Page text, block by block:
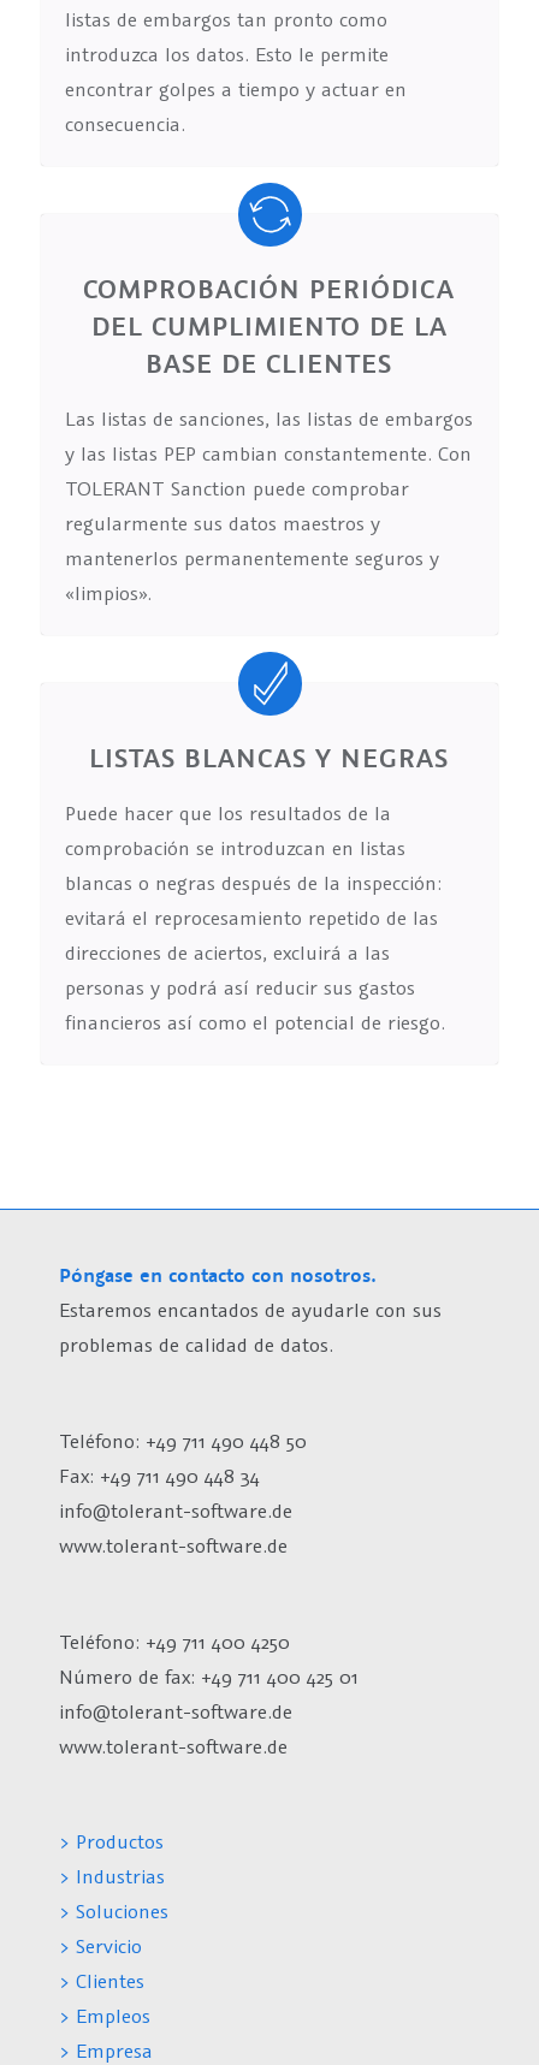
listas de embargos tan pronto como
introduzca los datos. Esto le permite
encontrar golpes a tiempo y actuar en
consecuencia.
COMPROBACIÓN PERIÓDICA
DEL CUMPLIMIENTO DE LA
BASE DE CLIENTES
Las listas de sanciones, las listas de embargos
y las listas PEP cambian constantemente. Con
TOLERANT Sanction puede comprobar
regularmente sus datos maestros y
mantenerlos permanentemente seguros y
«limpios».
LISTAS BLANCAS Y NEGRAS
Puede hacer que los resultados de la
comprobación se introduzcan en listas
blancas o negras después de la inspección:
evitará el reprocesamiento repetido de las
direcciones de aciertos, excluirá a las
personas y podrá así reducir sus gastos
financieros así como el potencial de riesgo.
Póngase en contacto con nosotros.
Estaremos encantados de ayudarle con sus
problemas de calidad de datos.
Teléfono: +49 711 490 448 50
Fax: +49 711 490 448 34
info@tolerant-software.de
www.tolerant-software.de
Teléfono: +49 711 400 4250
Número de fax: +49 711 400 425 01
info@tolerant-software.de
www.tolerant-software.de
> Productos
> Industrias
> Soluciones
> Servicio
> Clientes
> Empleos
> Empresa